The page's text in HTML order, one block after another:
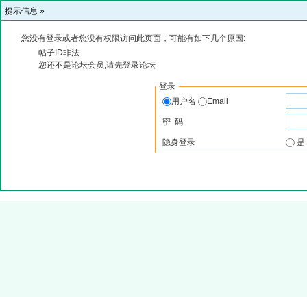
提示信息 »
您没有登录或者您没有权限访问此页面，可能有如下几个原因:
帖子ID非法
您还不是论坛会员,请先登录论坛
登录
用户名
Email
密 码
隐身登录